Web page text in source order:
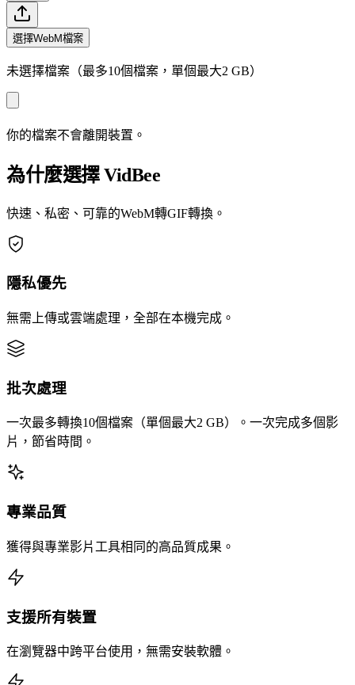
選擇WebM檔案
未選擇檔案（最多10個檔案，單個最大2 GB）
你的檔案不會離開裝置。
為什麼選擇 VidBee
快速、私密、可靠的WebM轉GIF轉換。
隱私優先
無需上傳或雲端處理，全部在本機完成。
批次處理
一次最多轉換10個檔案（單個最大2 GB）。一次完成多個影
片，節省時間。
專業品質
獲得與專業影片工具相同的高品質成果。
支援所有裝置
在瀏覽器中跨平台使用，無需安裝軟體。